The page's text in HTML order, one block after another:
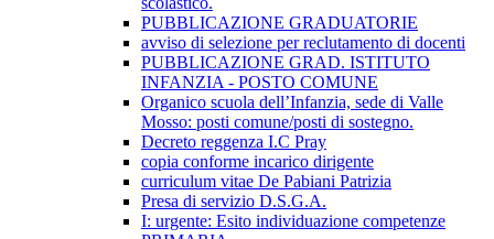
PUBBLICAZIONE GRADUATORIE
avviso di selezione per reclutamento di docenti
PUBBLICAZIONE GRAD. ISTITUTO
INFANZIA - POSTO COMUNE
Organico scuola dell’Infanzia, sede di Valle
Mosso: posti comune/posti di sostegno.
Decreto reggenza I.C Pray
copia conforme incarico dirigente
curriculum vitae De Pabiani Patrizia
Presa di servizio D.S.G.A.
I: urgente: Esito individuazione competenze